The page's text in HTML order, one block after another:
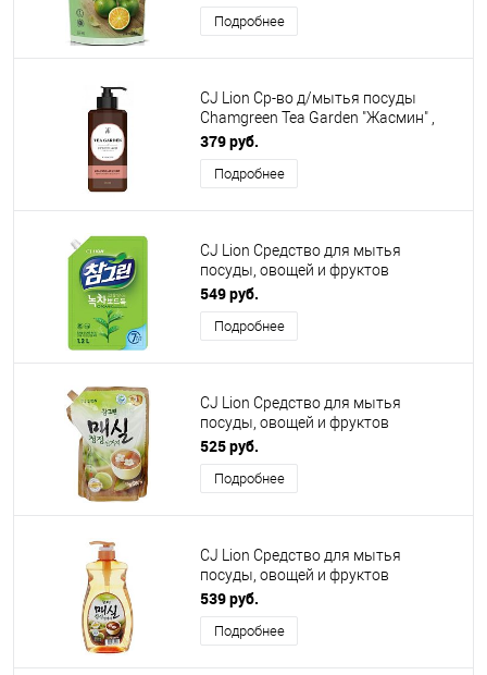
Подробнее
CJ Lion Ср-во д/мытья посуды
Chamgreen Tea Garden "Жасмин" ,
флакон, 500мл
379 руб.
Подробнее
CJ Lion Средство для мытья
посуды, овощей и фруктов
Chamgreen Зеленый чай, мягкая
упаковка, 1200 мл
549 руб.
Подробнее
CJ Lion Средство для мытья
посуды, овощей и фруктов
Chamgreen Японский абрикос, мягк
уп, 960 мл
525 руб.
Подробнее
CJ Lion Средство для мытья
посуды, овощей и фруктов
Chamgreen Японский
абрикос,флакон-дозатор,960мл.
539 руб.
Подробнее